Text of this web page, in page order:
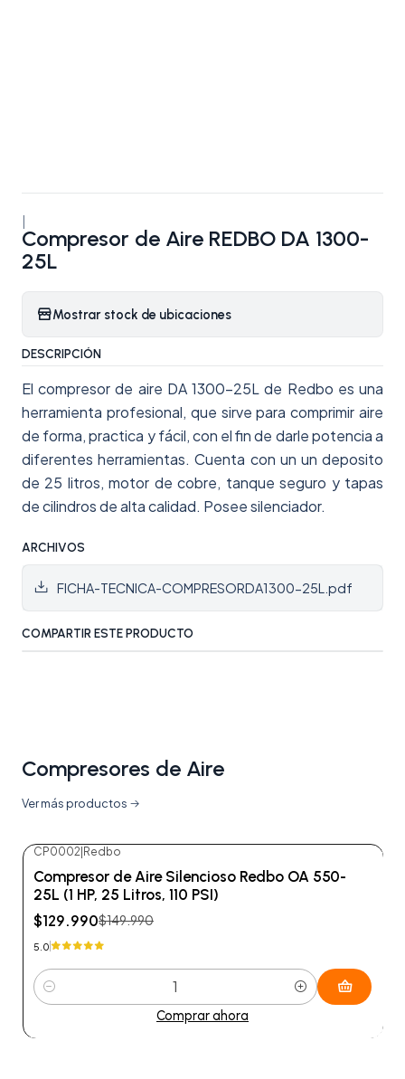
Compresor de Aire REDBO DA 1300-
25L
Mostrar stock de ubicaciones
DESCRIPCIÓN
El compresor de aire DA 1300-25L de Redbo es una
herramienta profesional, que sirve para comprimir aire
de forma, practica y fácil, con el fin de darle potencia a
diferentes herramientas. Cuenta con un un deposito
de 25 litros, motor de cobre, tanque seguro y tapas
de cilindros de alta calidad. Posee silenciador.
ARCHIVOS
FICHA-TECNICA-COMPRESORDA1300-25L.pdf
COMPARTIR ESTE PRODUCTO
Compresores de Aire
Ver más productos
CP0002 Redbo
Compresor de Aire Silencioso Redbo OA 550-
25L (1 HP, 25 Litros, 110 PSI)
$129.990$149.990
5.0
Cantidad
Comprar ahora